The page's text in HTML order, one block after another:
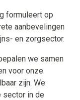
formuleert op
aanbevelingen
en zorgsector.
we samen
voor onze
zijn. We
sector in de